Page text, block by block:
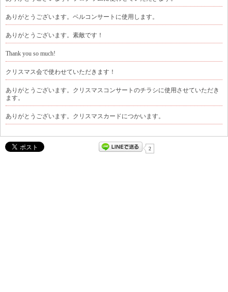
ありがとうございます。ベルコンサートに使用します。
ありがとうございます。素敵です！
Thank you so much!
クリスマス会で使わせていただきます！
ありがとうございます。クリスマスコンサートのチラシに使用させていただき
ます。
ありがとうございます。クリスマスカードにつかいます。
2